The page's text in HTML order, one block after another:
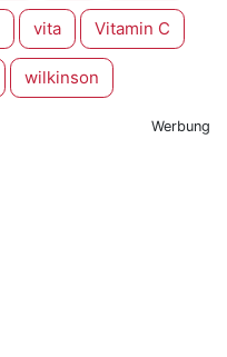
vita Vitamin C
wilkinson
Werbung